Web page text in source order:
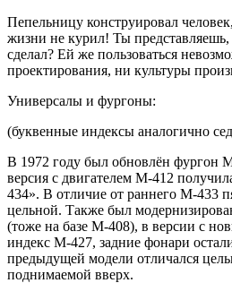
Пепельницу конструировал
жизни не курил! Ты
сделал? Ей же пользоваться
проектирования, ни культуры
Универсалы и фургоны:
(буквенные индексы аналогично
В 1972 году был обновлён фургон
версия с двигателем М-412
434». В отличие от раннего М-433
цельной. Также был
(тоже на базе М-408), в версии с
индекс М-427, задние фонари
предыдущей модели отличался
поднимаемой вверх.